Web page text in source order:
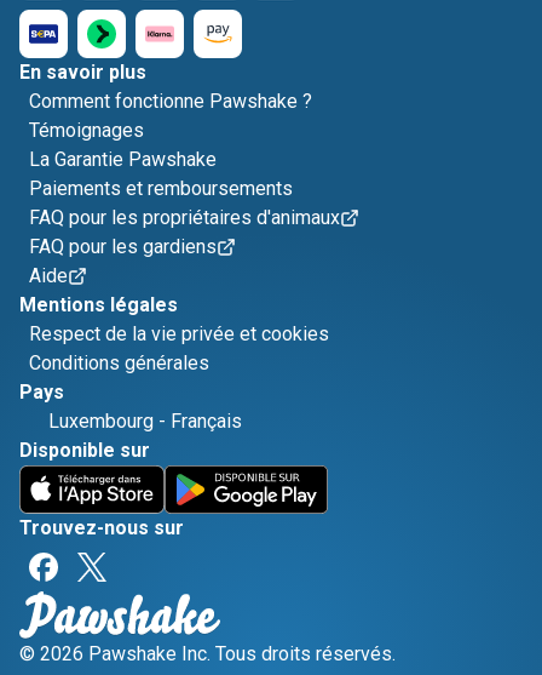
En savoir plus
Comment fonctionne Pawshake ?
Témoignages
La Garantie Pawshake
Paiements et remboursements
FAQ pour les propriétaires d'animaux
FAQ pour les gardiens
Aide
Mentions légales
Respect de la vie privée et cookies
Conditions générales
Pays
Luxembourg - Français
Disponible sur
Trouvez-nous sur
© 2026 Pawshake Inc. Tous droits réservés.